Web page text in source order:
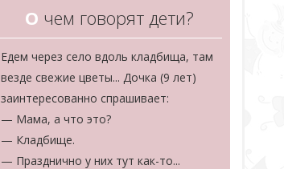
О чем говорят дети?
Едем через село вдоль кладбища, там
везде свежие цветы... Дочка (9 лет)
заинтересованно спрашивает:
— Мама, а что это?
— Кладбище.
— Празднично у них тут как-то...